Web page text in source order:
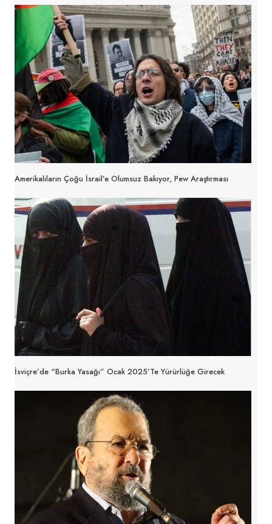
Amerikalıların Çoğu İsrail’e Olumsuz Bakıyor, Pew Araştırması
İsviçre’de “Burka Yasağı” Ocak 2025’te Yürürlüğe Girecek